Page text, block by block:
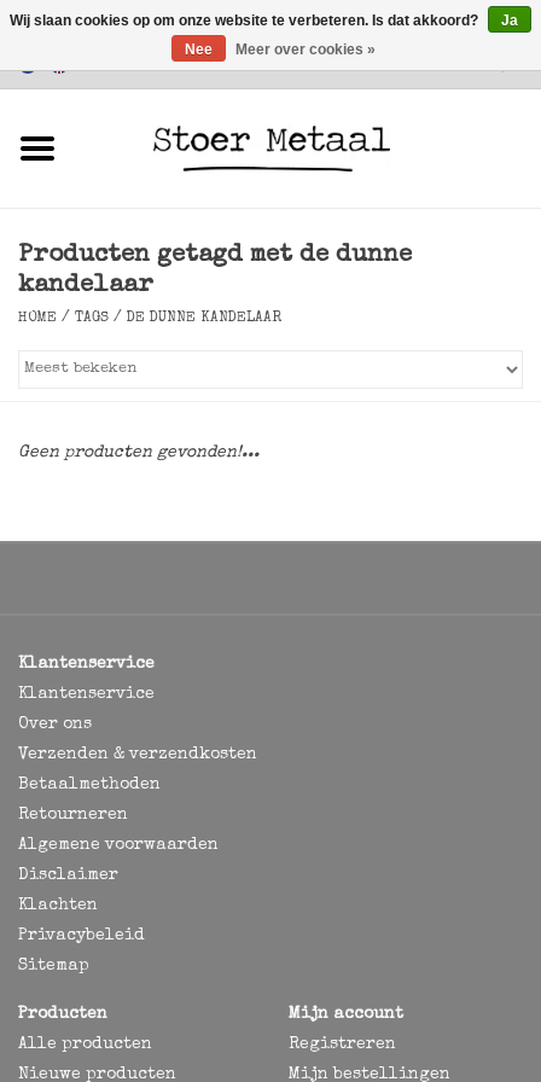
Klantenservice
Verlichting
Accessoires
Producten getagd met de dunne
kandelaar
HOME / TAGS / DE DUNNE KANDELAAR
Geen producten gevonden!...
Klantenservice
Klantenservice
Over ons
Verzenden & verzendkosten
Betaalmethoden
Retourneren
Algemene voorwaarden
Disclaimer
Klachten
Privacybeleid
Sitemap
Producten
Alle producten
Nieuwe producten
Mijn account
Registreren
Mijn bestellingen
Wij slaan cookies op om onze website te verbeteren. Is dat akkoord?
Ja
Nee
Meer over cookies »